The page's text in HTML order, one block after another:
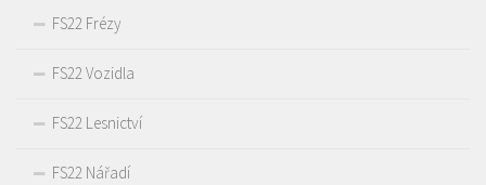
FS22 Frézy
FS22 Vozidla
FS22 Lesnictví
FS22 Nářadí